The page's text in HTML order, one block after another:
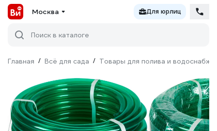
Москва Для юрлиц
Поиск в каталоге
Главная / Всё для сада / Товары для полива и